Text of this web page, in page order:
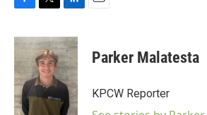
c
e
b
o
o
k
i
t
t
e
r
n
k
e
d
I
n
Parker Malatesta
KPCW Reporter